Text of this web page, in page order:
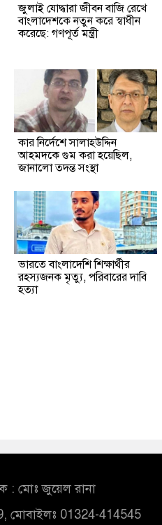
জুলাই যোদ্ধারা জীবন বাজি রেখে
বাংলাদেশকে নতুন করে স্বাধীন
করেছে: গণপূর্ত মন্ত্রী
কার নির্দেশে সালাহউদ্দিন
আহমদকে গুম করা হয়েছিল,
জানালো তদন্ত সংস্থা
ভারতে বাংলাদেশি শিক্ষার্থীর
রহস্যজনক মৃত্যু, পরিবারের দাবি
হত্যা
: মোঃ জুয়েল রানা
মোবাইলঃ 01324-414545